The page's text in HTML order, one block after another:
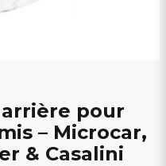
pour
– Microcar,
& Casalini